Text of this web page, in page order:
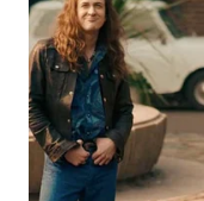
WN
MALUKU
WN
MALUT